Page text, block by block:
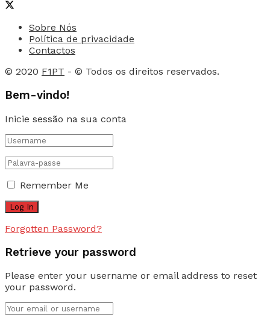
Sobre Nós
Política de privacidade
Contactos
© 2020 F1PT - © Todos os direitos reservados.
Bem-vindo!
Inicie sessão na sua conta
Remember Me
Forgotten Password?
Retrieve your password
Please enter your username or email address to reset
your password.